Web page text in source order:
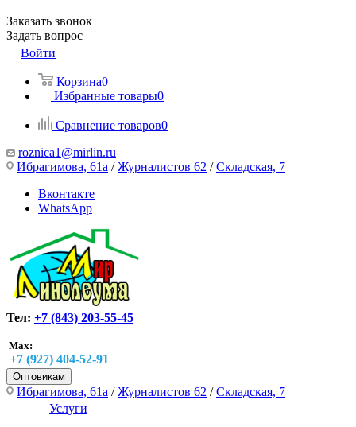
Заказать звонок
Задать вопрос
Войти
Корзина0
Избранные товары0
Сравнение товаров0
roznica1@mirlin.ru
Ибрагимова, 61а /Журналистов 62 /Складская, 7
Вконтакте
WhatsApp
Тел: +7 (843) 203-55-45
Max:
+7 (927) 404-52-91
Оптовикам
Ибрагимова, 61а /Журналистов 62 /Складская, 7
Услуги